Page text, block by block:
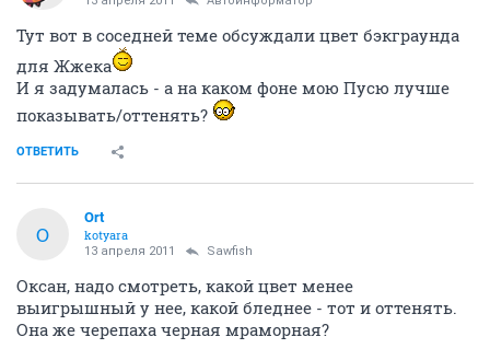
Тут вот в соседней теме обсуждали цвет бэкграунда
для Жжека
И я задумалась - а на каком фоне мою Пусю лучше
показывать/оттенять?
ОТВЕТИТЬ
O
Ort
kotyara
13 апреля 2011 Sawfish
Оксан, надо смотреть, какой цвет менее
выигрышный у нее, какой бледнее - тот и оттенять.
Она же черепаха черная мраморная?